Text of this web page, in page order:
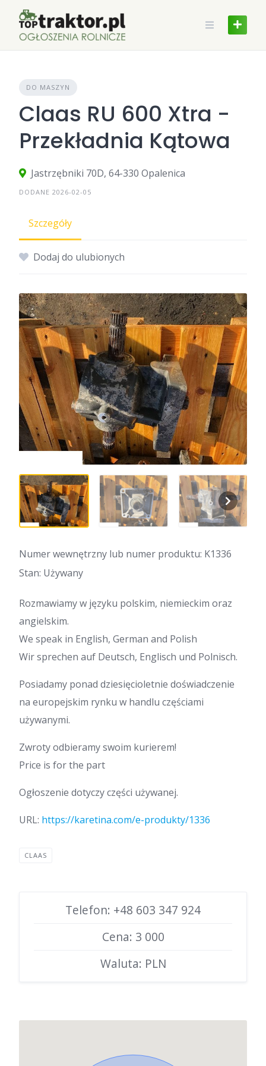
content
DO MASZYN
Claas RU 600 Xtra -
Przekładnia Kątowa
Jastrzębniki 70D, 64-330 Opalenica
DODANE 2026-02-05
Szczegóły
Dodaj do ulubionych
Numer wewnętrzny lub numer produktu: K1336
Stan: Używany
Rozmawiamy w języku polskim, niemieckim oraz
angielskim.
We speak in English, German and Polish
Wir sprechen auf Deutsch, Englisch und Polnisch.
Posiadamy ponad dziesięcioletnie doświadczenie
na europejskim rynku w handlu częściami
używanymi.
Zwroty odbieramy swoim kurierem!
Price is for the part
Ogłoszenie dotyczy części używanej.
URL: https://karetina.com/e-produkty/1336
CLAAS
Telefon: +48 603 347 924
Cena: 3 000
Waluta: PLN